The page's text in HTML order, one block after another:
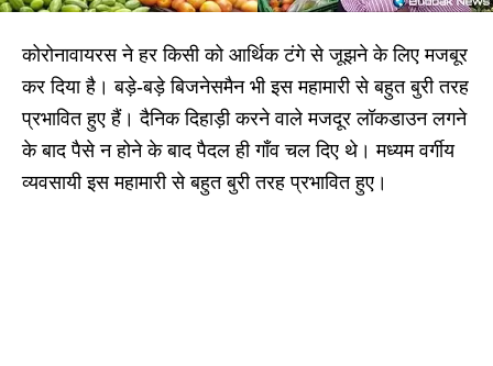
कोरोनावायरस ने हर किसी को आर्थिक टंगे से जूझने के लिए मजबूर
कर दिया है। बड़े-बड़े बिजनेसमैन भी इस महामारी से बहुत बुरी तरह
प्रभावित हुए हैं। दैनिक दिहाड़ी करने वाले मजदूर लॉकडाउन लगने
के बाद पैसे न होने के बाद पैदल ही गाँव चल दिए थे। मध्यम वर्गीय
व्यवसायी इस महामारी से बहुत बुरी तरह प्रभावित हुए।